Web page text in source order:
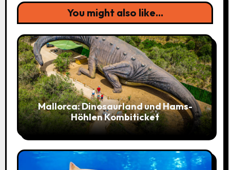
You might also like...
Mallorca: Dinosaurland und Hams-
Höhlen Kombiticket